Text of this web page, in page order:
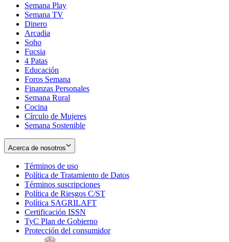
Semana Play
Semana TV
Dinero
Arcadia
Soho
in
new
window
Fucsia
in
new
window
4 Patas
Educación
Foros Semana
Finanzas Personales
Semana Rural
Cocina
Círculo de Mujeres
Semana Sostenible
Acerca de nosotros
Términos de uso
in
new
window
Política de Tratamiento de Datos
Términos suscripciones
in
Política de Riesgos C/ST
Política SAGRILAFT
new
window
Certificación ISSN
in
new
TyC Plan de Gobierno
in
Protección del consumidorOpens